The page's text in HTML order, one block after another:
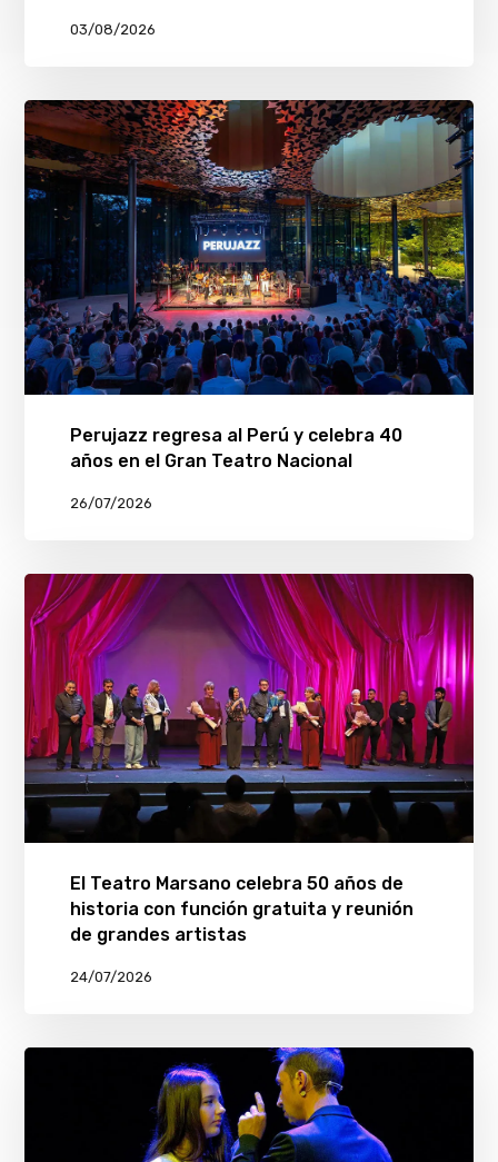
03/08/2026
Perujazz regresa al Perú y celebra 40
años en el Gran Teatro Nacional
26/07/2026
El Teatro Marsano celebra 50 años de
historia con función gratuita y reunión
de grandes artistas
24/07/2026